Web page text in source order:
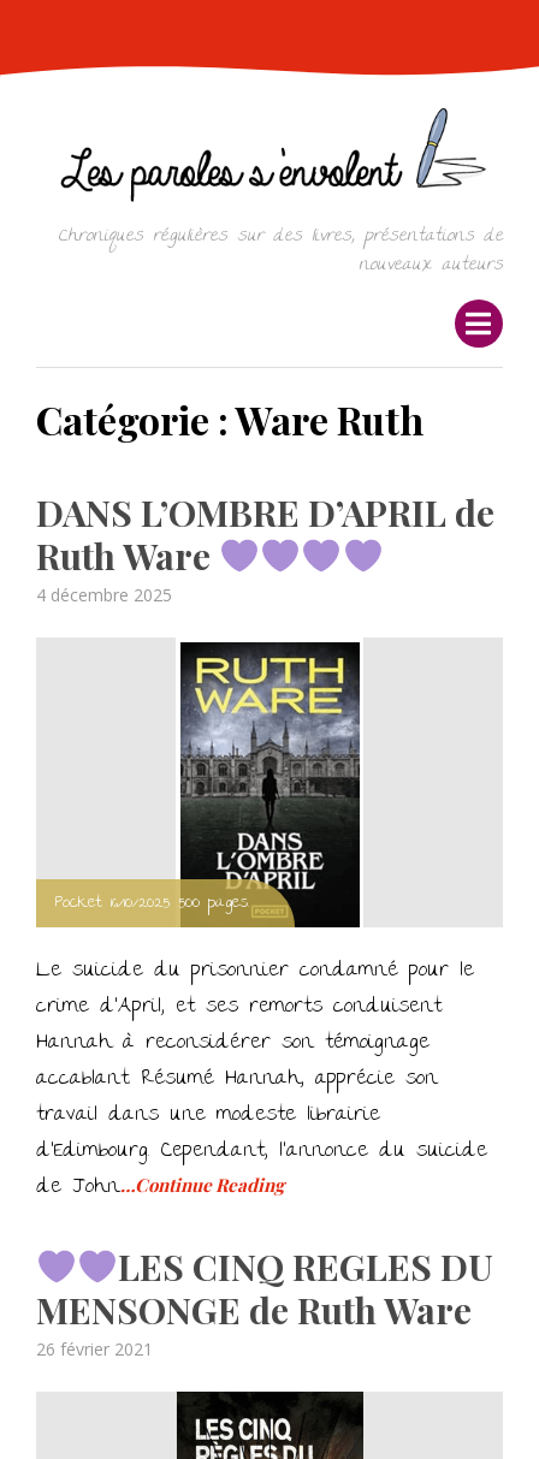
content
Chroniques régulières sur des livres, présentations de
nouveaux auteurs
Catégorie :Ware Ruth
DANS L’OMBRE D’APRIL de
Ruth Ware
Posted
4 décembre 2025
Pocket. 16/10/2025 500 pages.
Le suicide du prisonnier condamné pour le
crime d’April, et ses remorts conduisent
Hannah à reconsidérer son témoignage
accablant. Résumé Hannah, apprécie son
travail dans une modeste librairie
d’Edimbourg. Cependant, l’annonce du suicide
de John…Continue Reading
LES CINQ REGLES DU
MENSONGE de Ruth Ware
Posted
26 février 2021